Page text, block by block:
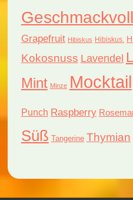
Geschmackvoll
Grapefruit Hibiskus Hibiskus.
Kokosnuss Lavendel
Mint Minze Mocktail
Punch Raspberry
Süß Tangerine Thymian